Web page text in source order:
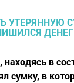
в
сумку, в